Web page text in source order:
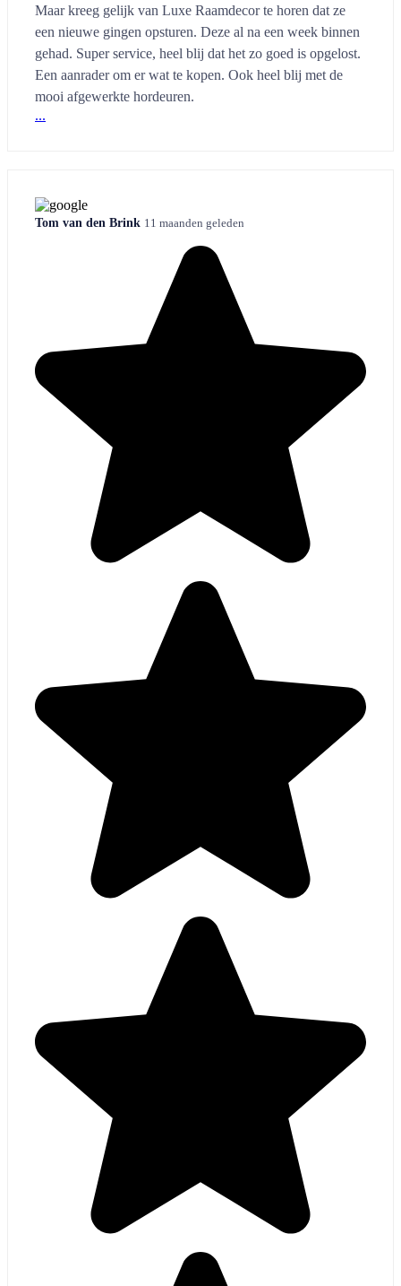
Maar kreeg gelijk van Luxe Raamdecor te horen dat ze
een nieuwe gingen opsturen. Deze al na een week binnen
gehad. Super service, heel blij dat het zo goed is opgelost.
Een aanrader om er wat te kopen. Ook heel blij met de
mooi afgewerkte hordeuren.
...
Tom van den Brink 11 maanden geleden